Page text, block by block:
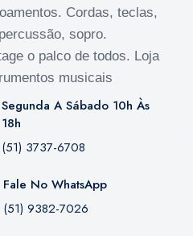
Cordas, teclas,
sopro.
o palco de todos. Loja
musicais
Segunda A Sábado 10h Às
18h
(51) 3737-6708
Fale No WhatsApp
(51) 9382-7026